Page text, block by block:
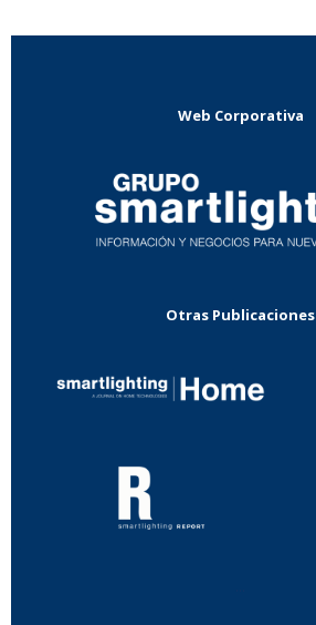
Web Corporativa
Otras Publicaciones